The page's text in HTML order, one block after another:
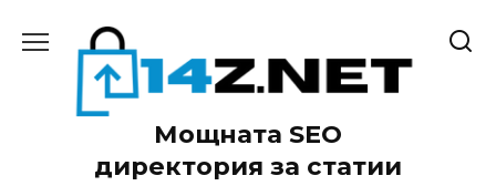
Мощната SEO
директория за статии